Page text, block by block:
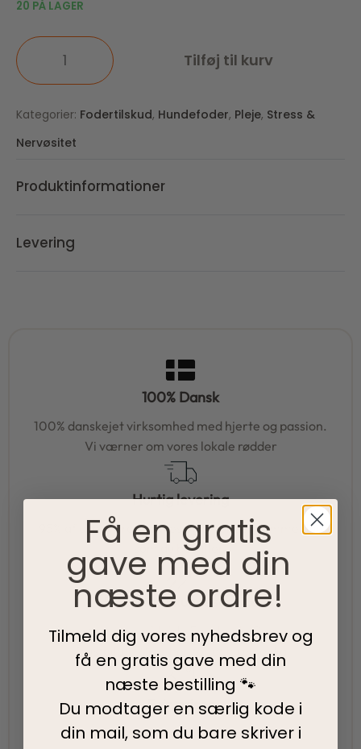
20 PÅ LAGER
Tilføj til kurv
Kategorier: Fodertilskud, Hundefoder, Pleje, Stress &
Nervøsitet
Produktinformationer
Levering
100% Dansk
100% danskejet virksomhed med hjerte og passion.
Vi værner om vores lokale rødder
Hurtig levering
95% af alle ordrer pakkes og afsendes samme dag
som du bestiller.
5-Stjernet kundeservice
Vi har topscore på både Facebook, Google og
Trustpilot - Vi er her for at hjælpe dig
Fair priser
Vi tilbyder fair priser, så I kan nyde vores
Få en gratis
gave med din
næste ordre!
Tilmeld dig vores nyhedsbrev og
få en gratis gave med din
næste bestilling 🐾
Du modtager en særlig kode i
din mail, som du bare skriver i